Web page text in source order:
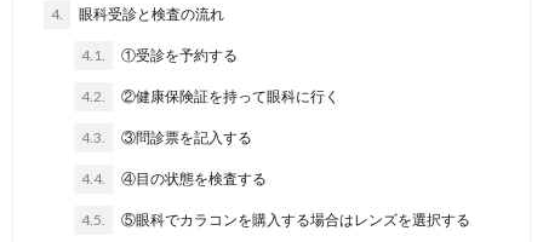
4. 眼科受診と検査の流れ
4.1. ①受診を予約する
4.2. ②健康保険証を持って眼科に行く
4.3. ③問診票を記入する
4.4. ④目の状態を検査する
4.5. ⑤眼科でカラコンを購入する場合はレンズを選択する